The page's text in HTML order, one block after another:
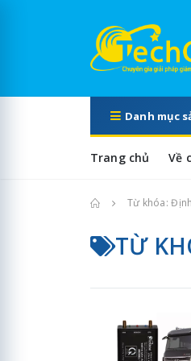
Danh mục
Trang chủ Về
Trang chủTừ khóa:
TỪ